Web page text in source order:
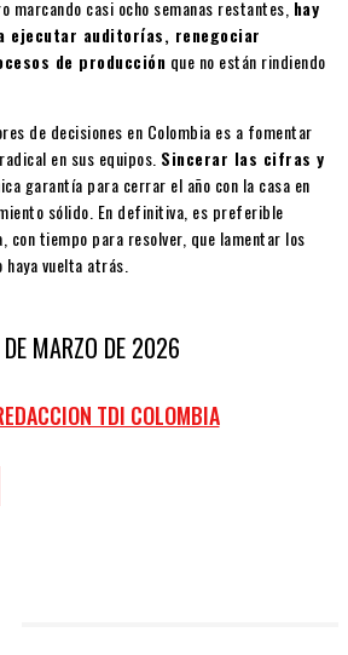
marcando casi ocho semanas restantes, hay
ejecutar auditorías, renegociar
de producción que no están rindiendo
de decisiones en Colombia es a fomentar
en sus equipos. Sincerar las cifras y
garantía para cerrar el año con la casa en
sólido. En definitiva, es preferible
con tiempo para resolver, que lamentar los
haya vuelta atrás.
MARZO DE 2026
TDI COLOMBIA